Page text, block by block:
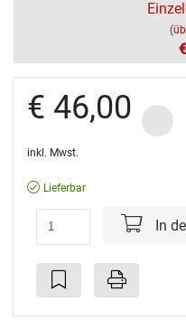
€ 46,00
inkl. Mwst.
Lieferbar
In